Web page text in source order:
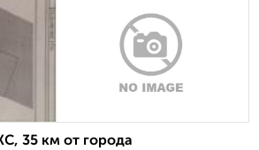
35 км от города